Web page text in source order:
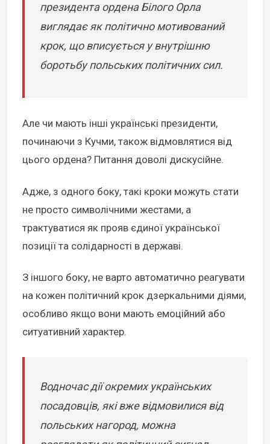
президента ордена Білого Орла
виглядає як політично мотивований
крок, що вписується у внутрішню
боротьбу польських політичних сил.
Але чи мають інші українські президенти,
починаючи з Кучми, також відмовлятися від
цього ордена? Питання доволі дискусійне.
Адже, з одного боку, такі кроки можуть стати
не просто символічними жестами, а
трактуватися як прояв єдиної української
позиції та солідарності в державі.
З іншого боку, не варто автоматично реагувати
на кожен політичний крок дзеркальними діями,
особливо якщо вони мають емоційний або
ситуативний характер.
Водночас дії окремих українських
посадовців, які вже відмовилися від
польських нагород, можна